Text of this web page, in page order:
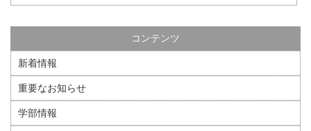
コンテンツ
新着情報
重要なお知らせ
学部情報